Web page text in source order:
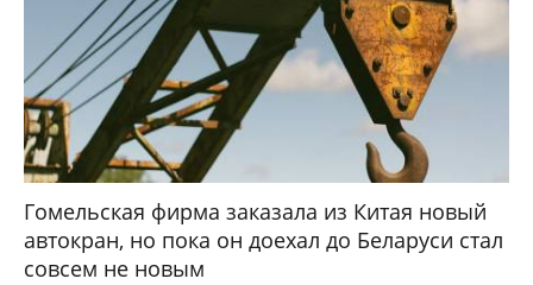
Гомельская фирма заказала из Китая новый
автокран, но пока он доехал до Беларуси стал
совсем не новым